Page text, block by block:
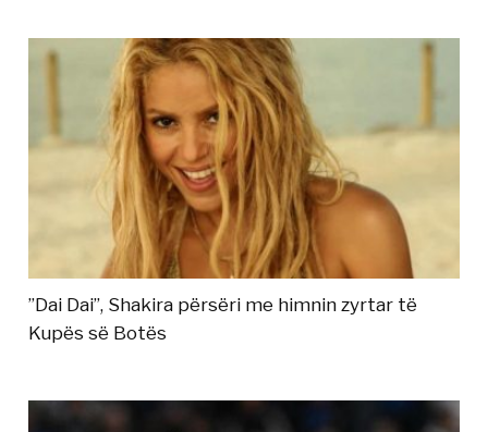
”Dai Dai”, Shakira përsëri me himnin zyrtar të
Kupës së Botës